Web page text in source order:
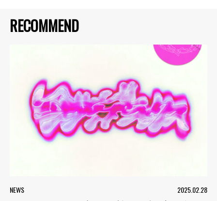
RECOMMEND
NEWS 2025.02.28